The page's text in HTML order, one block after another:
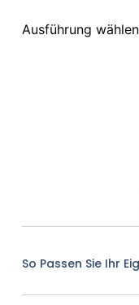
Ausführung wählen
So Passen Sie Ihr